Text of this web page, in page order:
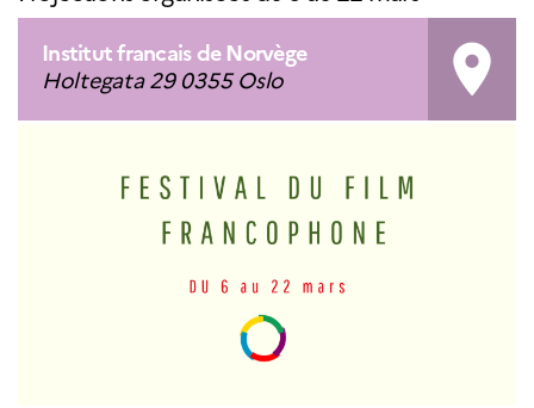
Septentrionales
ÉDUCATION ET
LANGUE
FRANÇAISE
français en
France
Promotion de la
langue
française
Francophonie
Visite de classes
Certifications
Institut francais de Norvège
Holtegata 29 0355 Oslo
room